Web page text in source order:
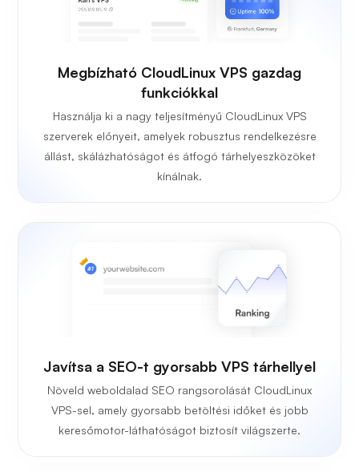
Megbízható CloudLinux VPS gazdag
funkciókkal
Használja ki a nagy teljesítményű CloudLinux VPS
szerverek előnyeit, amelyek robusztus rendelkezésre
állást, skálázhatóságot és átfogó tárhelyeszközöket
kínálnak.
Javítsa a SEO-t gyorsabb VPS tárhellyel
Növeld weboldalad SEO rangsorolását CloudLinux
VPS-sel, amely gyorsabb betöltési időket és jobb
keresőmotor-láthatóságot biztosít világszerte.